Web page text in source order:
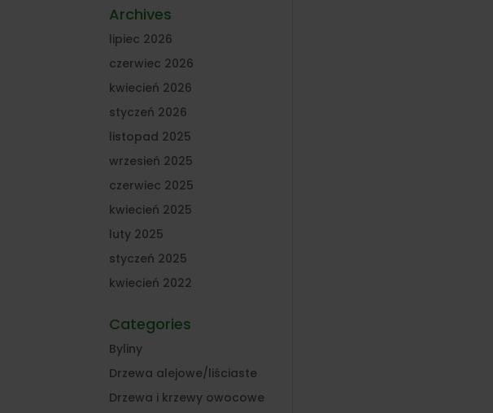
Archives
lipiec 2026
czerwiec 2026
kwiecień 2026
styczeń 2026
listopad 2025
wrzesień 2025
czerwiec 2025
kwiecień 2025
luty 2025
styczeń 2025
kwiecień 2022
Categories
Byliny
Drzewa alejowe/liściaste
Drzewa i krzewy owocowe